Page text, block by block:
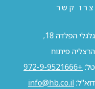
צרו קשר
גלגלי הפלדה 18,
הרצליה פיתוח
טל: +972-9-9521666
דוא"ל:info@hb.co.il